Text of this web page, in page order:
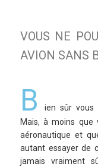
VOUS NE
AVION SANS
B
ien sûr vous
Mais, à moins que
aéronautique et
autant essayer de
jamais vraiment